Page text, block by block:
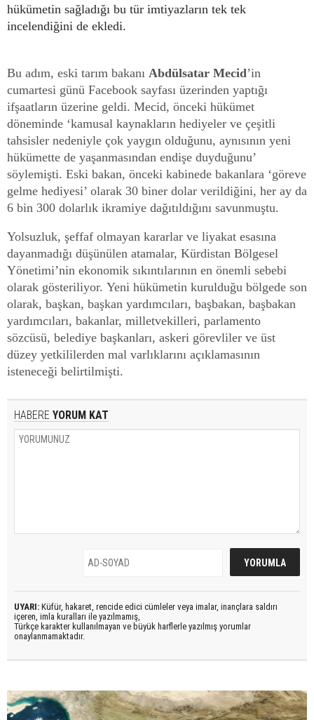
hükümetin sağladığı bu tür imtiyazların tek tek
incelendiğini de ekledi.
Bu adım, eski tarım bakanı Abdülsatar Mecid’in
cumartesi günü Facebook sayfası üzerinden yaptığı
ifşaatların üzerine geldi. Mecid, önceki hükümet
döneminde ‘kamusal kaynakların hediyeler ve çeşitli
tahsisler nedeniyle çok yaygın olduğunu, aynısının yeni
hükümette de yaşanmasından endişe duyduğunu’
söylemişti. Eski bakan, önceki kabinede bakanlara ‘göreve
gelme hediyesi’ olarak 30 biner dolar verildiğini, her ay da
6 bin 300 dolarlık ikramiye dağıtıldığını savunmuştu.
Yolsuzluk, şeffaf olmayan kararlar ve liyakat esasına
dayanmadığı düşünülen atamalar, Kürdistan Bölgesel
Yönetimi’nin ekonomik sıkıntılarının en önemli sebebi
olarak gösteriliyor. Yeni hükümetin kurulduğu bölgede son
olarak, başkan, başkan yardımcıları, başbakan, başbakan
yardımcıları, bakanlar, milletvekilleri, parlamento
sözcüsü, belediye başkanları, askeri görevliler ve üst
düzey yetkililerden mal varlıklarını açıklamasının
isteneceği belirtilmişti.
HABERE YORUM KAT
UYARI: Küfür, hakaret, rencide edici cümleler veya imalar, inançlara saldırı
içeren, imla kuralları ile yazılmamış,
Türkçe karakter kullanılmayan ve büyük harflerle yazılmış yorumlar
onaylanmamaktadır.